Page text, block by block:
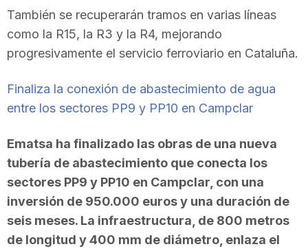
También se recuperarán tramos en varias líneas
como la R15, la R3 y la R4, mejorando
progresivamente el servicio ferroviario en Cataluña.
Finaliza la conexión de abastecimiento de agua
entre los sectores PP9 y PP10 en Campclar
Ematsa ha finalizado las obras de una nueva
tubería de abastecimiento que conecta los
sectores PP9 y PP10 en Campclar, con una
inversión de 950.000 euros y una duración de
seis meses. La infraestructura, de 800 metros
de longitud y 400 mm de diámetro, enlaza el